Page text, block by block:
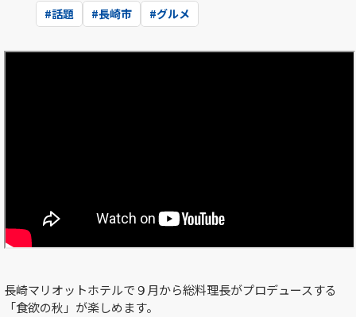
#話題 #長崎市 #グルメ
長崎マリオットホテルで９月から総料理長がプロデュースする
「食欲の秋」が楽しめます。